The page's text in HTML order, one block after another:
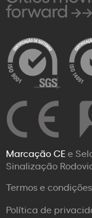
Marcação CEe
Sinalização
Termos e condições
Política de